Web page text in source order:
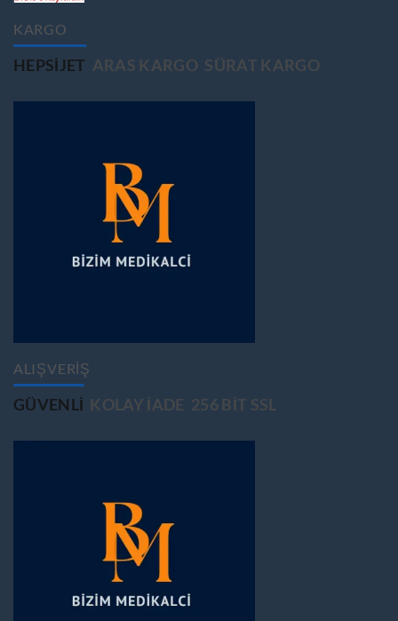
KARGO
HEPSIJET ARAS KARGO SÜRAT KARGO
ALIŞVERİŞ
GÜVENLİ KOLAY İADE 256 BİT SSL